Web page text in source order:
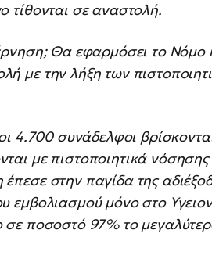
τίθονται σε αναστολή.
Θα εφαρμόσει το Νόμο
με την λήξη των
4.700 συνάδελφοι
με πιστοποιητικά νόσησης
στην παγίδα της
εμβολιασμού μόνο στο
σε ποσοστό 97% το